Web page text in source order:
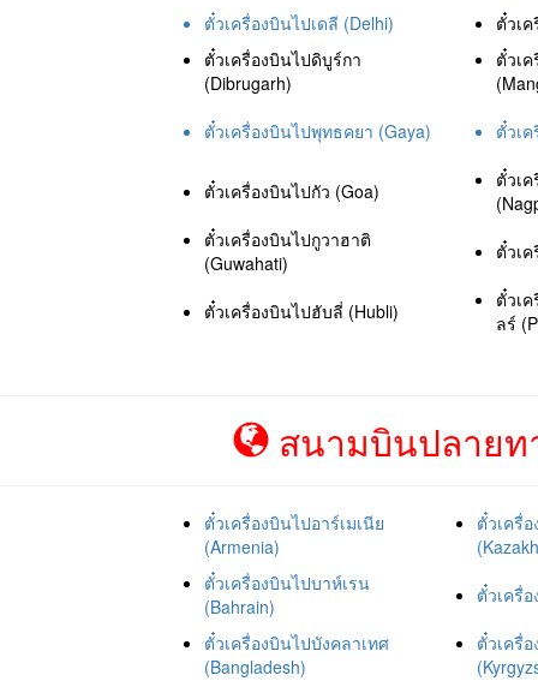
ตั๋วเครื่องบินไปเดลี (Delhi)
ตั๋วเ
ตั๋วเครื่องบินไปดิบูร์กา
(Dibrugarh)
ตั๋วเ
ตั๋วเครื่องบินไปพุทธคยา (Gaya)
ตั๋วเ
ตั๋วเครื่องบินไปกัว (Goa)
ตั๋วเ
ตั๋วเครื่องบินไปกูวาฮาติ
(Guwahati)
ตั๋วเ
ตั๋วเครื่องบินไปฮับลี่ (Hubli)
ตั๋วเ
ลร์
สนามบินปลายท
ตั๋วเครื่องบินไปอาร์เมเนีย
(Armenia)
ตั๋วเครื่
ตั๋วเครื่องบินไปบาห์เรน
(Bahrain)
ตั๋วเครื่
ตั๋วเครื่องบินไปบังคลาเทศ
(Bangladesh)
ตั๋วเครื่